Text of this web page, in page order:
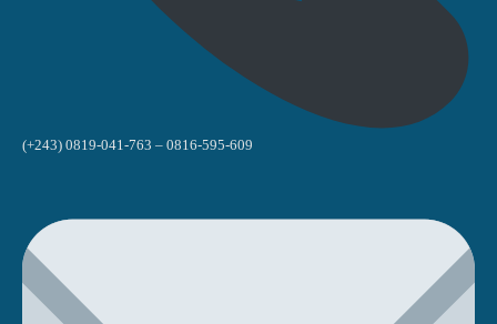
(+243) 0819-041-763 – 0816-595-609